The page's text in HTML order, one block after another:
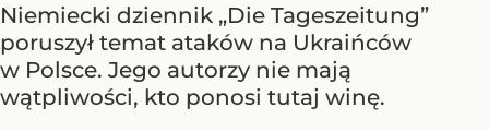
Niemiecki dziennik „Die Tageszeitung”
poruszył temat ataków na Ukraińców
w Polsce. Jego autorzy nie mają
wątpliwości, kto ponosi tutaj winę.